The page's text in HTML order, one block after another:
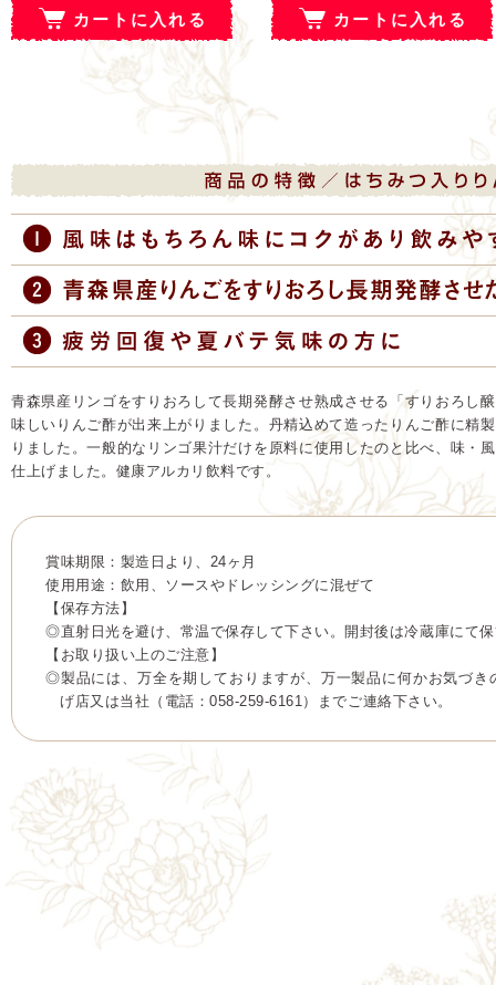
青森県産リンゴをすりおろして長期発酵させ熟成させる「すりおろし
味しいりんご酢が出来上がりました。丹精込めて造ったりんご酢に精
りました。一般的なリンゴ果汁だけを原料に使用したのと比べ、味・
仕上げました。健康アルカリ飲料です。
賞味期限：製造日より、24ヶ月
使用用途：飲用、ソースやドレッシングに混ぜて
【保存方法】
◎直射日光を避け、常温で保存して下さい。開封後は冷蔵庫にて
【お取り扱い上のご注意】
◎製品には、万全を期しておりますが、万一製品に何かお気づき
げ店又は当社（電話：058-259-6161）までご連絡下さい。